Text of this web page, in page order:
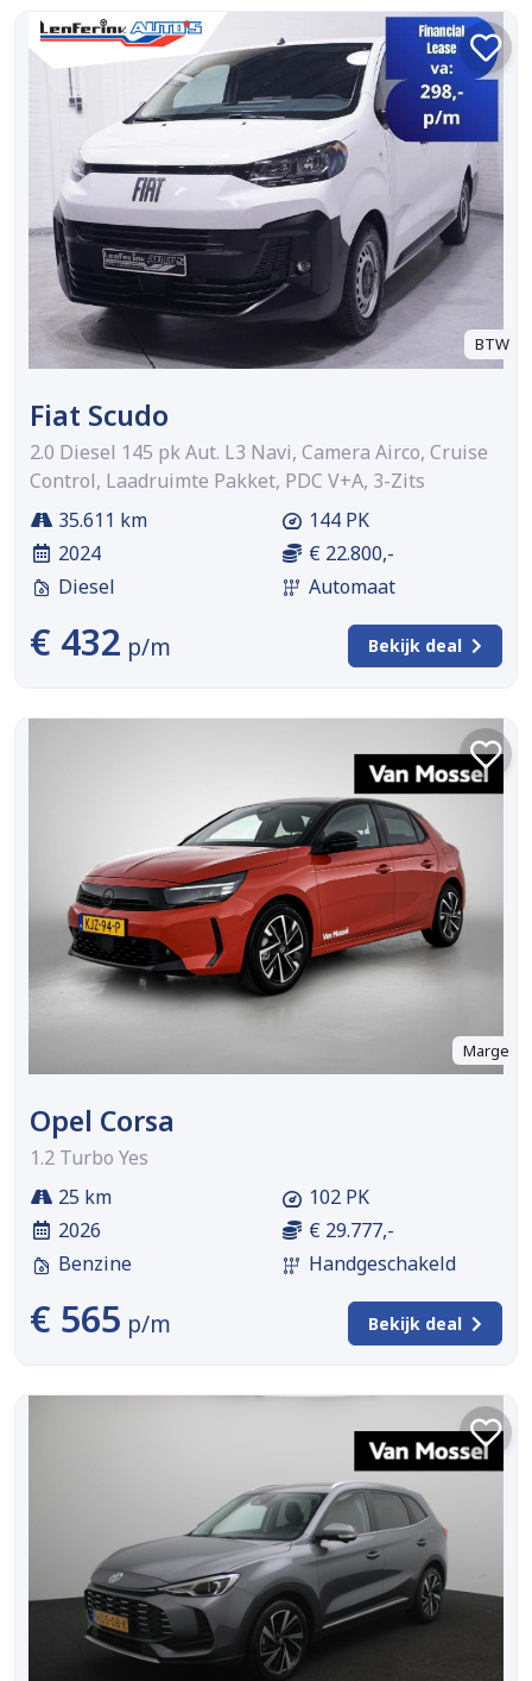
BTW
Fiat Scudo
2.0 Diesel 145 pk Aut. L3 Navi, Camera Airco, Cruise
Control, Laadruimte Pakket, PDC V+A, 3-Zits
35.611 km
2024
Diesel
144 PK
€ 22.800,-
Automaat
€ 432 p/m Bekijk deal
Marge
Opel Corsa
1.2 Turbo Yes
25 km
2026
Benzine
102 PK
€ 29.777,-
Handgeschakeld
€ 565 p/m Bekijk deal